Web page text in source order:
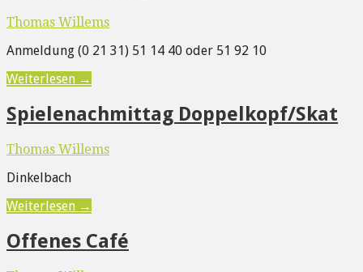
Thomas Willems
Anmeldung (0 21 31) 51 14 40 oder 51 92 10
Weiterlesen →
Spielenachmittag Doppelkopf/Skat
Thomas Willems
Dinkelbach
Weiterlesen →
Offenes Café